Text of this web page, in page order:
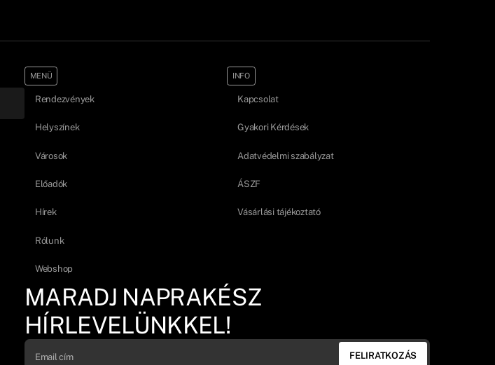
MENÜ
Rendezvények
Helyszínek
Városok
Előadók
Hírek
Rólunk
Webshop
INFO
Kapcsolat
Gyakori Kérdések
Adatvédelmi szabályzat
ÁSZF
Vásárlási tájékoztató
MARADJ NAPRAKÉSZ
HÍRLEVELÜNKKEL!
FELIRATKOZÁS